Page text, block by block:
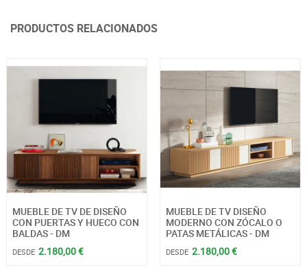
PRODUCTOS RELACIONADOS
MUEBLE DE TV DE DISEÑO
CON PUERTAS Y HUECO CON
BALDAS - DM
DESDE 2.180,00 €
MUEBLE DE TV DISEÑO
MODERNO CON ZÓCALO O
PATAS METÁLICAS - DM
DESDE 2.180,00 €